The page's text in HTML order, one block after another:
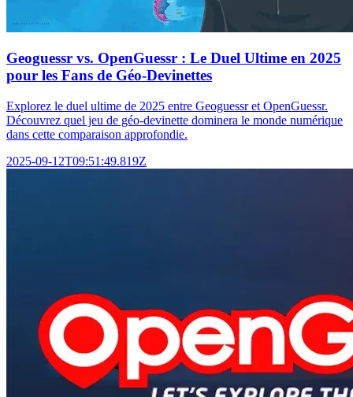
Geoguessr vs. OpenGuessr : Le Duel Ultime en 2025
pour les Fans de Géo-Devinettes
Explorez le duel ultime de 2025 entre Geoguessr et OpenGuessr.
Découvrez quel jeu de géo-devinette dominera le monde numérique
dans cette comparaison approfondie.
2025-09-12T09:51:49.819Z